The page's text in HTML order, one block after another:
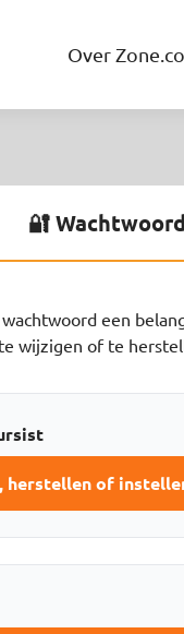
Over
🔐
een
wijzigen of te
herstellen of